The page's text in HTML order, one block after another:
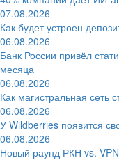
07.08.2026
Как будет устроен
06.08.2026
Банк России привёл
месяца
06.08.2026
Как магистральная сеть
06.08.2026
У Wildberries появится
06.08.2026
Новый раунд РКН vs.